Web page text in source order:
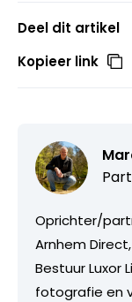
Deel dit artikel
Kopieer link
Oprichter/
Arnhem
Bestuur Luxor
fotografie en